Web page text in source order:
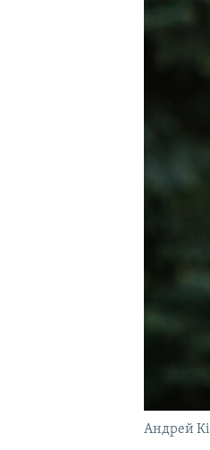
Андрей